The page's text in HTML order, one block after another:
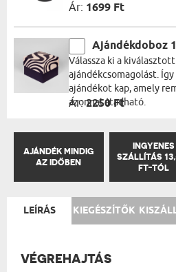
Ár: 1699 Ft
Ajándékdoboz
Válassza ki a
ajándékcsomagolást.
ajándékot kap, amely
azonnal átadható.
Ár:2250 Ft
AJÁNDÉK MINDIG
AZ IDŐBEN
INGYENES
SZÁLLÍTÁS
FT-TÓL
LEÍRÁS KIEGÉSZÍTŐK
VÉGREHAJTÁS